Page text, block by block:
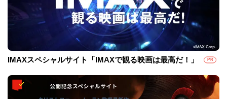
IMAXスペシャルサイト「IMAXで観る映画は最高だ！」 PR